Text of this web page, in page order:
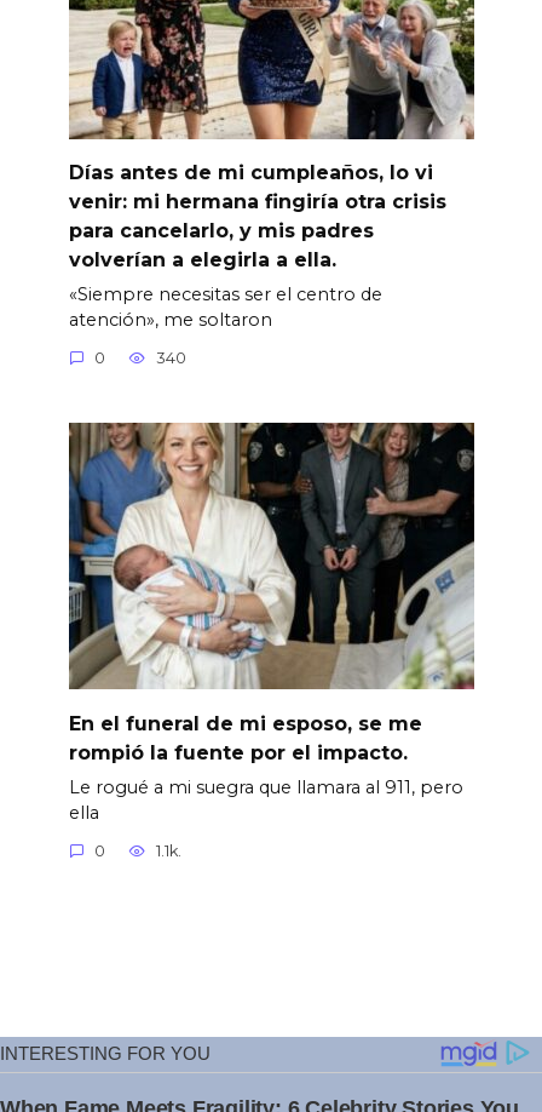
Días antes de mi cumpleaños, lo vi
venir: mi hermana fingiría otra crisis
para cancelarlo, y mis padres
volverían a elegirla a ella.
«Siempre necesitas ser el centro de
atención», me soltaron
0 340
En el funeral de mi esposo, se me
rompió la fuente por el impacto.
Le rogué a mi suegra que llamara al 911, pero
ella
0 1.1k.